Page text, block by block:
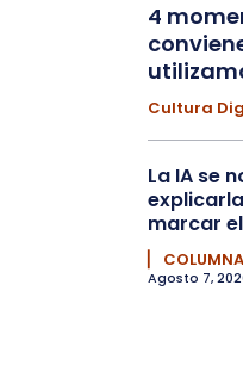
4
Cultura
La IA se
marcar
▏ COLUMNA
Agosto 7,